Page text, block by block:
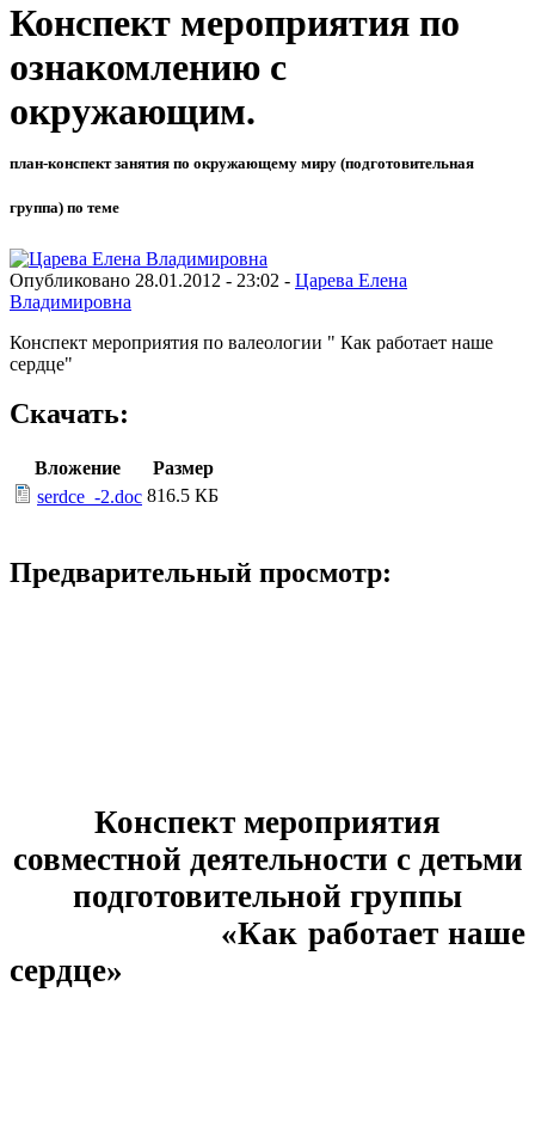
Конспект мероприятия по
ознакомлению с
окружающим.
план-конспект занятия по окружающему миру (подготовительная
группа) по теме
Опубликовано 28.01.2012 - 23:02 - Царева Елена
Владимировна
Конспект мероприятия по валеологии " Как работает наше
сердце"
Скачать:
Вложение
Размер
serdce_-2.doc 816.5 КБ
Предварительный просмотр:
Конспект мероприятия
совместной деятельности с детьми
подготовительной группы
«Как работает наше
сердце»